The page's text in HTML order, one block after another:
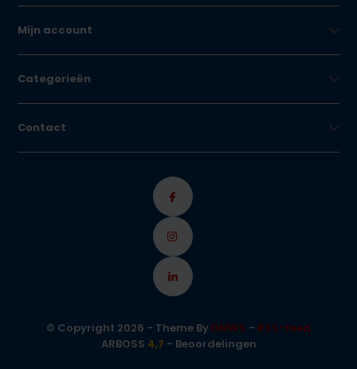
Mijn account
Categorieën
Contact
© Copyright 2026 - Theme By DMWS - RSS-feed
ARBOSS 4,7 - Beoordelingen